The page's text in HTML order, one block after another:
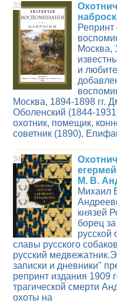
33
Репринт
Москва,
и
Москва, 1894-1898 гг.
Оболенский (1844-
охотник, помещик,
советник (1890),
34
М. В.
Михаил
князей
борец
русской
славы русского
русский
записки и дневники"
репринт издания 1909
трагической смерти
охоты на